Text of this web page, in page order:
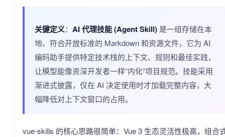
关键定义： AI 代理技能 (Agent Skill) 是一组存储在本
地、符合开放标准的 Markdown 和资源文件，它为 AI
编码助手提供特定技术栈的上下文、规则和最佳实践，
让模型能像资深开发者一样“内化”项目规范。技能采用
渐进式披露，仅在 AI 决定使用时才加载完整内容，大
幅降低对上下文窗口的占用。
vue-skills 的核心思路很简单：Vue 3 生态灵活性极高，组合